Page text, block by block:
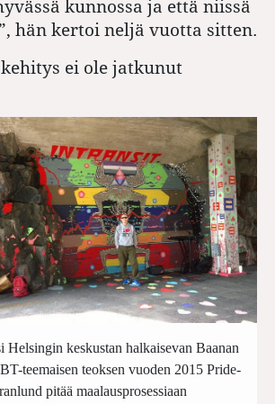
kunnossa ja että niissä
hän kertoi neljä vuotta sitten.
ei ole jatkunut
Helsingin keskustan halkaisevan Baanan
teemaisen teoksen vuoden 2015 Pride-
pitää maalausprosessiaan